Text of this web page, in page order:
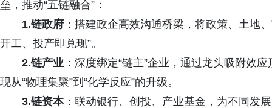
垒，推动“五链融合”：
1.链政府 ：搭建政企高效沟通桥梁，将政策、土地
开工、投产即兑现”。
2.链产业 ：深度绑定“链主”企业，通过龙头吸附效
现从“物理集聚”到“化学反应”的升级。
3.链资本：联动银行、创投、产业基金，为不同发